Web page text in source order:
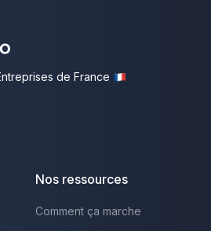
de France
Nos ressources
Comment ça marche